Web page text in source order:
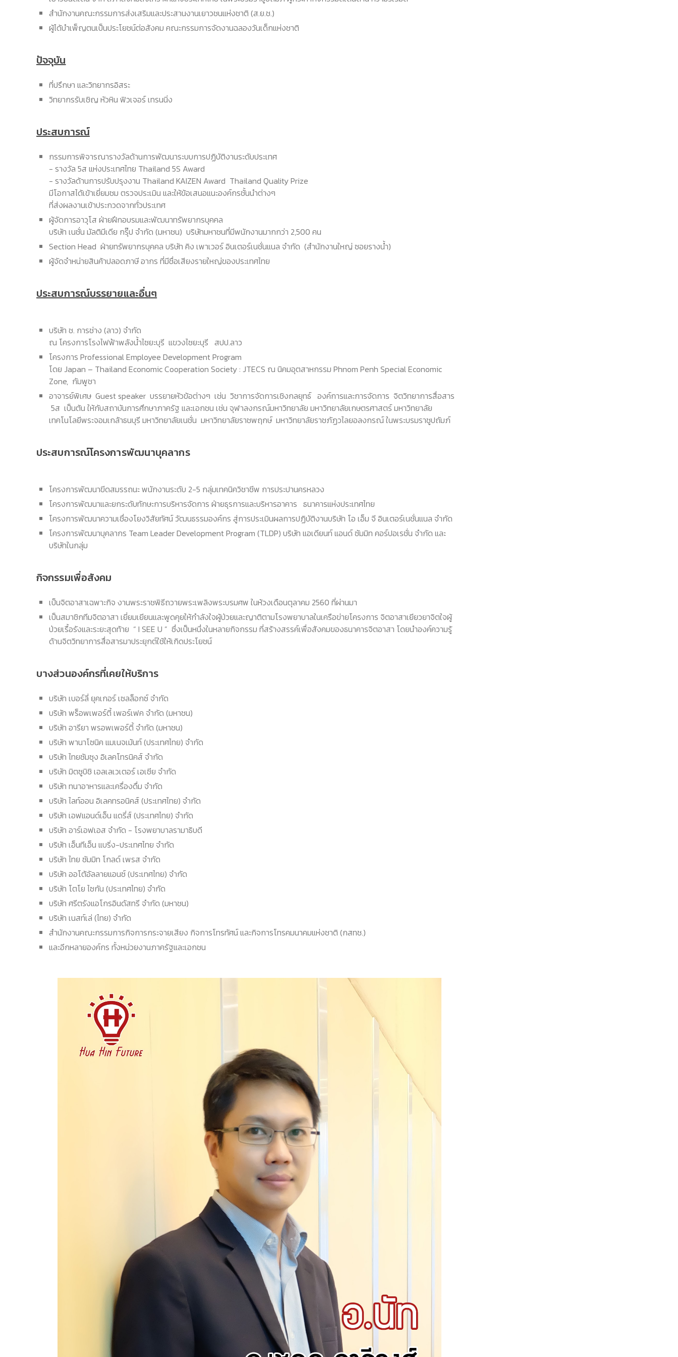
สำนักงานคณะกรรมการส่งเสริมและประสานงานเยาวชนแห่งชาติ (ส.ย.ช.)
ผู้ได้บำเพ็ญตนเป็นประโยชน์ต่อสังคม คณะกรรมการจัดงานฉลองวันเด็กแห่งชาติ
ปัจจุบัน
ที่ปรึกษา และวิทยากรอิสระ
วิทยากรรับเชิญ หัวหิน ฟิวเจอร์ เทรนนิ่ง
ประสบการณ์
กรรมการพิจารณารางวัลด้านการพัฒนาระบบการปฏิบัติงานระดับประเทศ
- รางวัล 5ส แห่งประเทศไทย Thailand 5S Award
- รางวัลด้านการปรับปรุงงาน Thailand KAIZEN Award Thailand Quality Prize
มีโอกาสได้เข้าเยี่ยมชม ตรวจประเมิน และให้ข้อเสนอแนะองค์กรชั้นนำต่างๆ
ที่ส่งผลงานเข้าประกวดจากทั่วประเทศ
ผู้จัดการอาวุโส ฝ่ายฝึกอบรมและพัฒนาทรัพยากรบุคคล
บริษัท เนชั่น มัลติมีเดีย กรุ๊ป จำกัด (มหาชน) บริษัทมหาชนที่มีพนักงานมากกว่า 2,500 คน
Section Head ฝ่ายทรัพยากรบุคคล บริษัท คิง เพาเวอร์ อินเตอร์เนชั่นแนล จำกัด (สำนักงานใหญ่ ซอยรางน้ำ)
ผู้จัดจำหน่ายสินค้าปลอดภาษี อากร ที่มีชื่อเสียงรายใหญ่ของประเทศไทย
ประสบการณ์บรรยายและอื่นๆ
บริษัท ช. การช่าง (ลาว) จำกัด
ณ โครงการโรงไฟฟ้าพลังน้ำไซยะบุรี แขวงไซยะบุรี สปป.ลาว
โครงการ Professional Employee Development Program
โดย Japan – Thailand Economic Cooperation Society : JTECS ณ นิคมอุตสาหกรรม Phnom Penh Special Economic
Zone, กัมพูชา
อาจารย์พิเศษ Guest speaker บรรยายหัวข้อต่างๆ เช่น วิชาการจัดการเชิงกลยุทธ์ องค์การและการจัดการ จิตวิทยาการสื่อสาร
5ส เป็นต้น ให้กับสถาบันการศึกษาภาครัฐ และเอกชน เช่น จุฬาลงกรณ์มหาวิทยาลัย มหาวิทยาลัยเกษตรศาสตร์ มหาวิทยาลัย
เทคโนโลยีพระจอมเกล้าธนบุรี มหาวิทยาลัยเนชั่น มหาวิทยาลัยราชพฤกษ์ มหาวิทยาลัยราชภัฏวไลยอลงกรณ์ ในพระบรมราชูปถัมภ์
ประสบการณ์โครงการพัฒนาบุคลากร
โครงการพัฒนาขีดสมรรถนะ พนักงานระดับ 2-5 กลุ่มเทคนิควิชาชีพ การประปานครหลวง
โครงการพัฒนาและยกระดับทักษะการบริหารจัดการ ฝ่ายธุรการและบริหารอาคาร ธนาคารแห่งประเทศไทย
โครงการพัฒนาความเชื่องโยงวิสัยทัศน์ วัฒนธรรมองค์กร สู่การประเมินผลการปฏิบัติงานบริษัท โอ เอ็ม จี อินเตอร์เนชั่นแนล จำกัด
โครงการพัฒนาบุคลากร Team Leader Development Program (TLDP) บริษัท แอเดียนท์ แอนด์ ซัมมิท คอร์ปอเรชั่น จํากัด และ
บริษัทในกลุ่ม
กิจกรรมเพื่อสังคม
เป็นจิตอาสาเฉพาะกิจ งานพระราชพิธีถวายพระเพลิงพระบรมศพ ในห้วงเดือนตุลาคม 2560 ที่ผ่านมา
เป็นสมาชิกทีมจิตอาสา เยี่ยมเยียนและพูดคุยให้กำลังใจผู้ป่วยและญาติตามโรงพยาบาลในเครือข่ายโครงการ จิตอาสาเยียวยาจิตใจผู้
ป่วยเรื้อรังและระยะสุดท้าย “ I SEE U ” ซึ่งเป็นหนึ่งในหลายกิจกรรม ที่สร้างสรรค์เพื่อสังคมของธนาคารจิตอาสา โดยนำองค์ความรู้
ด้านจิตวิทยาการสื่อสารมาประยุกต์ใช้ให้เกิดประโยชน์
บางส่วนองค์กรที่เคยให้บริการ
บริษัท เบอร์ลี่ ยุคเกอร์ เซลล็อกซ์ จํากัด
บริษัท พร็อพเพอร์ตี้ เพอร์เฟค จํากัด (มหาชน)
บริษัท อารียา พรอพเพอร์ตี้ จํากัด (มหาชน)
บริษัท พานาโซนิค แมเนจเม้นท์ (ประเทศไทย) จํากัด
บริษัท ไทยซัมซุง อิเลคโทรนิคส์ จำกัด
บริษัท มิตซูบิชิ เอลเลเวเตอร์ เอเซีย จํากัด
บริษัท ทนาอาหารและเครื่องดื่ม จำกัด
บริษัท ไลท์ออน อิเลคทรอนิคส์ (ประเทศไทย) จำกัด
บริษัท เอฟแอนด์เอ็น แดรี่ส์ (ประเทศไทย) จํากัด
บริษัท อาร์เอฟเอส จำกัด - โรงพยาบาลรามาธิบดี
บริษัท เอ็นทีเอ็น แบริ่ง-ประเทศไทย จำกัด
บริษัท ไทย ซัมมิท โกลด์ เพรส จํากัด
บริษัท ออโต้อัลลายแอนซ์ (ประเทศไทย) จํากัด
บริษัท โตโย ไซกัน (ประเทศไทย) จํากัด
บริษัท ศรีตรังแอโกรอินดัสทรี จำกัด (มหาชน)
บริษัท เนสท์เล่ (ไทย) จำกัด
สำนักงานคณะกรรมการกิจการกระจายเสียง กิจการโทรทัศน์ และกิจการโทรคมนาคมแห่งชาติ (กสทช.)
และอีกหลายองค์กร ทั้งหน่วยงานภาครัฐและเอกชน